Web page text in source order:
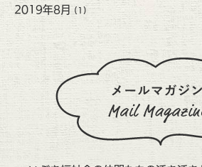
2019年8月 (1)